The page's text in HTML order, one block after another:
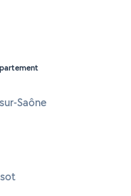
Saône